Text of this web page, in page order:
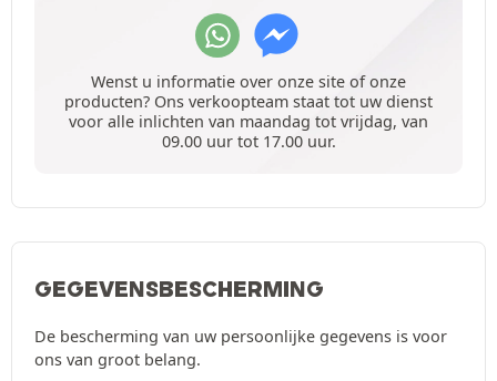
Wenst u informatie over onze site of onze
producten? Ons verkoopteam staat tot uw dienst
voor alle inlichten van maandag tot vrijdag, van
09.00 uur tot 17.00 uur.
GEGEVENSBESCHERMING
De bescherming van uw persoonlijke gegevens is voor
ons van groot belang.